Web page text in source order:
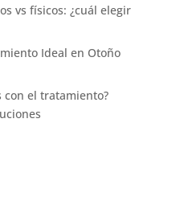
vs físicos: ¿cuál elegir
Ideal en Otoño
con el tratamiento?